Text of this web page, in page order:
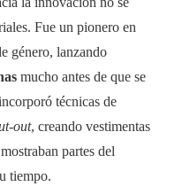
Fue un pionero en
género, lanzando
mucho antes de que se
técnicas de
out, creando vestimentas
partes del
tiempo.